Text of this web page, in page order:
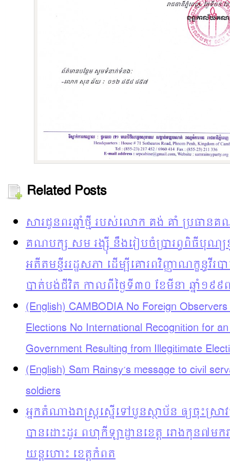
Related Posts
សារជូនពរឆ្នាំថ្មី របស់លោក គង់ គាំ ប្រធាន
គណបក្ស សម រង្ស៊ី នឹងរៀបចំប្រារព្ធពិធីបុ
អតីតមន្ទីររដ្ឋសភា ដើម្បីគោរពវិញ្ញាណក្ខន្ធវីរ
បាត់បង់ជីវិត កាលពីថ្ងៃទី៣០ ខែមីនា ឆ្នាំ១៩
(English) CAMBODIA No Foreign
Elections No International Recognition for
Government Resulting from Illegitimate
(English) Sam Rainsy’s message to civil
soldiers
អ្នកតំណាងរាស្រ្តស្នើទៅបួនស្ថាប័ន ឲ្យចុះស្រា
បានដោះដូរ ពហុកីឡាដ្ឋានខេត្ត រោងកុន៧មក
យន្តហោះ​ ខេត្តកំពត